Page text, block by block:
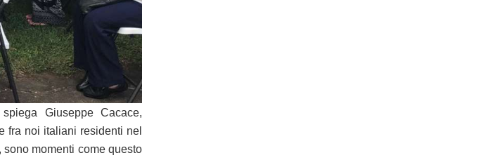
Giuseppe Cacace,
fra noi italiani residenti nel
momenti come questo